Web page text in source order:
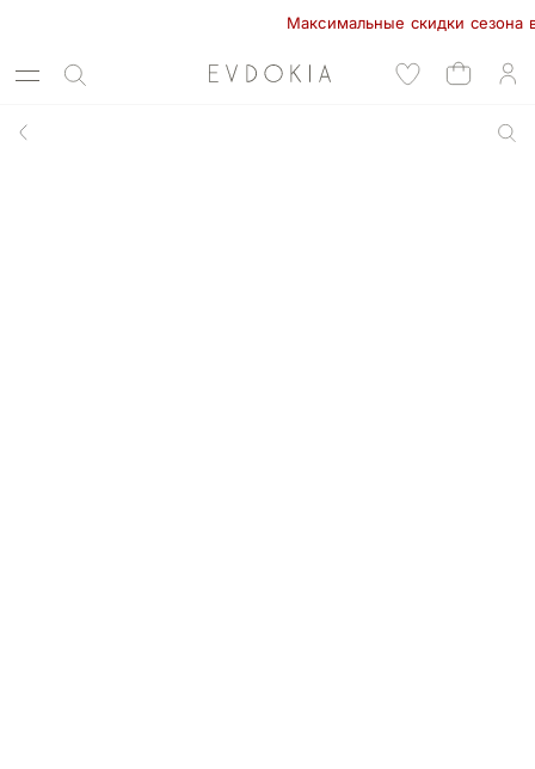
Максимальные скидки сезона в